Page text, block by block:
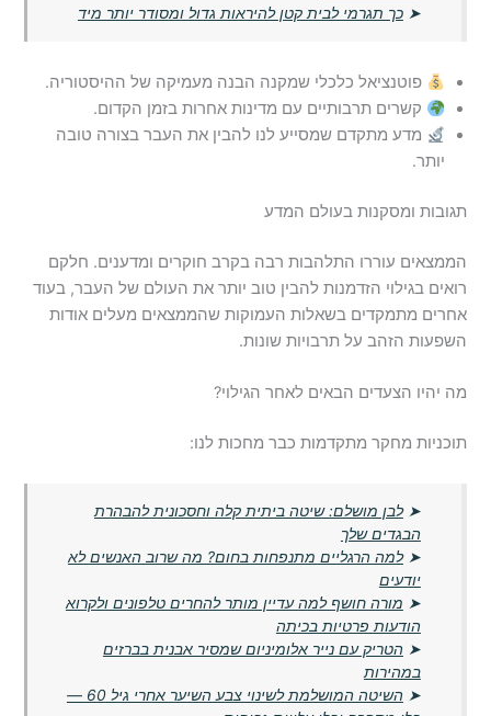
➤כך תגרמי לבית קטן להיראות גדול ומסודר יותר מיד
פוטנציאל כלכלי שמקנה הבנה מעמיקה של ההיסטוריה.
קשרים תרבותיים עם מדינות אחרות בזמן הקדום.
מדע מתקדם שמסייע לנו להבין את העבר בצורה טובה
יותר.
תגובות ומסקנות בעולם המדע
הממצאים עוררו התלהבות רבה בקרב חוקרים ומדענים. חלקם
רואים בגילוי הזדמנות להבין טוב יותר את העולם של העבר, בעוד
אחרים מתמקדים בשאלות העמוקות שהממצאים מעלים אודות
השפעות הזהב על תרבויות שונות.
מה יהיו הצעדים הבאים לאחר הגילוי?
תוכניות מחקר מתקדמות כבר מחכות לנו:
➤לבן מושלם: שיטה ביתית קלה וחסכונית להבהרת
הבגדים שלך
➤למה הרגליים מתנפחות בחום? מה שרוב האנשים לא
יודעים
➤ מורה חושף למה עדיין מותר להחרים טלפונים ולקרוא
הודעות פרטיות בכיתה
➤ הטריק עם נייר אלומיניום שמסיר אבנית בברזים
במהירות
➤
השיטה המושלמת לשינוי צבע השיער אחרי גיל 60 —